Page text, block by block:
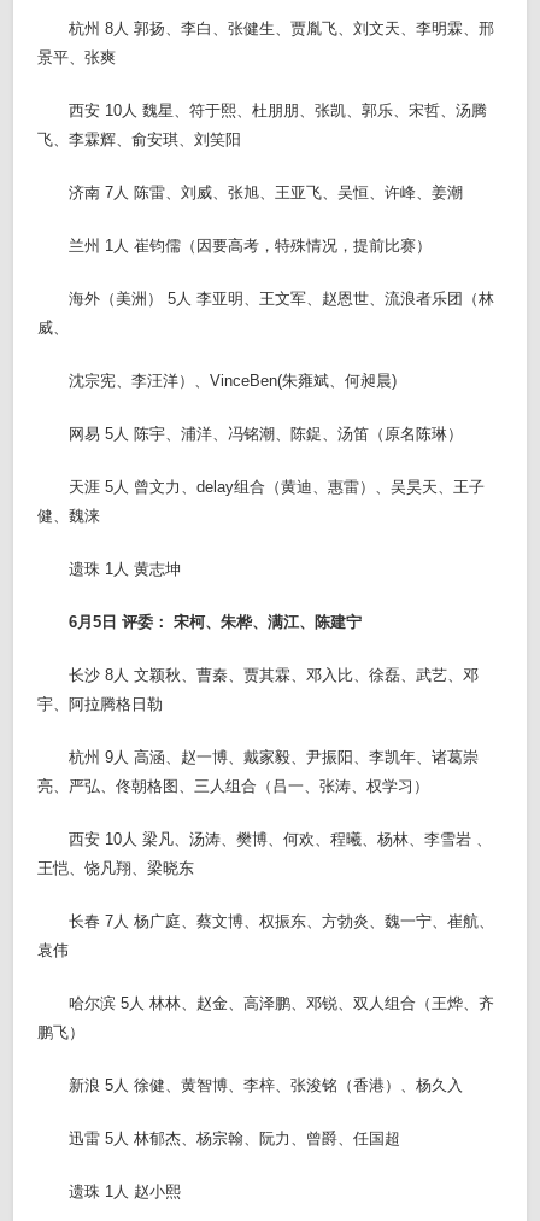
杭州 8人 郭扬、李白、张健生、贾胤飞、刘文天、李明霖、邢
景平、张爽
西安 10人 魏星、符于熙、杜朋朋、张凯、郭乐、宋哲、汤腾
飞、李霖辉、俞安琪、刘笑阳
济南 7人 陈雷、刘威、张旭、王亚飞、吴恒、许峰、姜潮
兰州 1人 崔钧儒（因要高考，特殊情况，提前比赛）
海外（美洲） 5人 李亚明、王文军、赵恩世、流浪者乐团（林
威、
沈宗宪、李汪洋）、VinceBen(朱雍斌、何昶晨)
网易 5人 陈宇、浦洋、冯铭潮、陈鋜、汤笛（原名陈琳）
天涯 5人 曾文力、delay组合（黄迪、惠雷）、吴昊天、王子
健、魏涞
遗珠 1人 黄志坤
6月5日 评委： 宋柯、朱桦、满江、陈建宁
长沙 8人 文颖秋、曹秦、贾其霖、邓入比、徐磊、武艺、邓
宇、阿拉腾格日勒
杭州 9人 高涵、赵一博、戴家毅、尹振阳、李凯年、诸葛崇
亮、严弘、佟朝格图、三人组合（吕一、张涛、权学习）
西安 10人 梁凡、汤涛、樊博、何欢、程曦、杨林、李雪岩 、
王恺、饶凡翔、梁晓东
长春 7人 杨广庭、蔡文博、权振东、方勃炎、魏一宁、崔航、
袁伟
哈尔滨 5人 林林、赵金、高泽鹏、邓锐、双人组合（王烨、齐
鹏飞）
新浪 5人 徐健、黄智博、李梓、张浚铭（香港）、杨久入
迅雷 5人 林郁杰、杨宗翰、阮力、曾爵、任国超
遗珠 1人 赵小熙